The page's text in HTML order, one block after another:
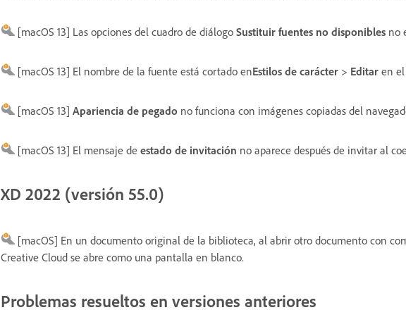
[macOS 13] Las opciones del cuadro de diálogo Sustituir fuentes no disponibles no
[macOS 13] El nombre de la fuente está cortado enEstilos de carácter > Editar en
[macOS 13] Apariencia de pegado no funciona con imágenes copiadas del
[macOS 13] El mensaje de estado de invitación no aparece después de invitar al
XD 2022 (versión 55.0)
[macOS] En un documento original de la biblioteca, al abrir otro documento con
Creative Cloud se abre como una pantalla en blanco.
Problemas resueltos en versiones anteriores